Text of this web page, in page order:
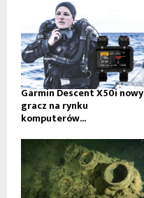
Garmin Descent X50i nowy
gracz na rynku
komputerów...